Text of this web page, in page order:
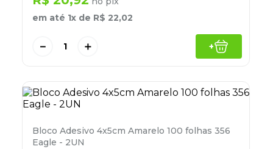
em até 1x de R$ 22,02
＋
－ +
Bloco Adesivo 4x5cm Amarelo 100 folhas 356
Eagle - 2UN
desinfetante
º cola